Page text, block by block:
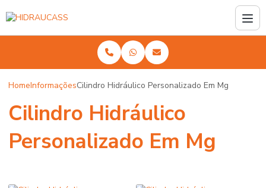
HomeInformaçõesCilindro Hidráulico Personalizado Em Mg
Cilindro Hidráulico
Personalizado Em Mg